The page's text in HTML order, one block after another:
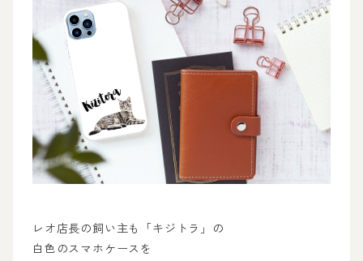
レオ店長の飼い主も「キジトラ」の
白色のスマホケースを